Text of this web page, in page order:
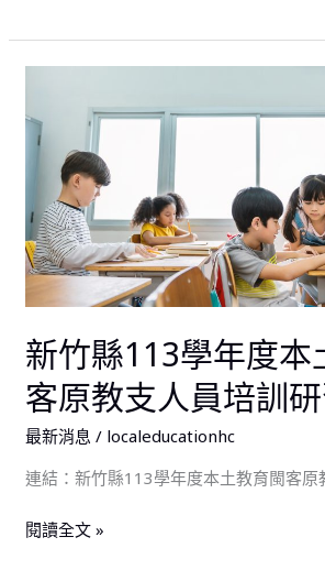
加。
新竹縣113學年度本
客原教支人員培訓
最新消息 / localeducationhc
連結：新竹縣113學年度本土教育閩客原
縣
年
度
本
育
閩
客
原
支
人
員
閱讀全文 »